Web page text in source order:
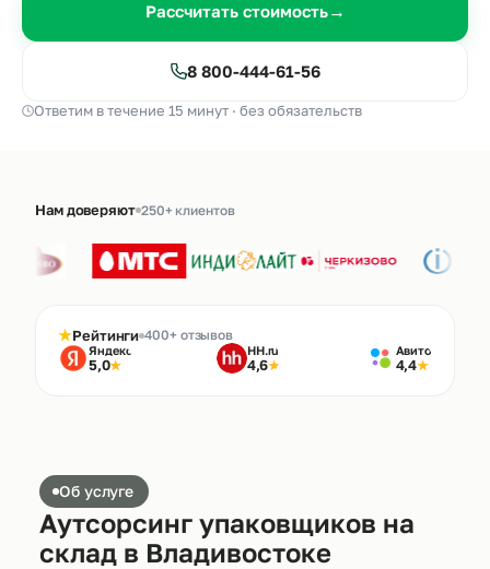
Рассчитать стоимость→
8 800-444-61-56
Ответим в течение 15 минут · без обязательств
Нам доверяют 250+ клиентов
★Рейтинги 400+ отзывов
Яндекс
5,0★
HH.ru
4,6★
Авито
4,4★
Об услуге
Аутсорсинг упаковщиков на
склад в Владивостоке